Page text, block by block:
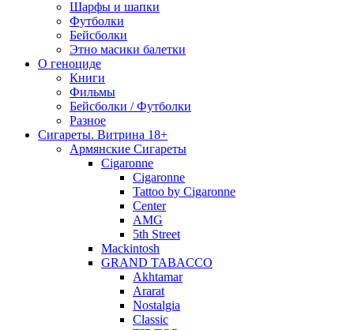
Шарфы и шапки
Футболки
Бейсболки
Этно масики балетки
О геноциде
Книги
Фильмы
Бейсболки / Футболки
Разное
Сигареты. Витрина 18+
Армянские Сигареты
Cigaronne
Cigaronne
Tattoo by Cigaronne
Center
AMG
5th Street
Mackintosh
GRAND TABACCO
Akhtamar
Ararat
Nostalgia
Classic